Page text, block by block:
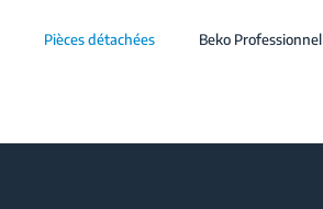
Pièces détachées Beko Professionnel